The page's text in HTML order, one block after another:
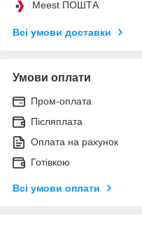
Meest ПОШТА
Всі умови доставки
Умови оплати
Пром-оплата
Післяплата
Оплата на рахунок
Готівкою
Всі умови оплати